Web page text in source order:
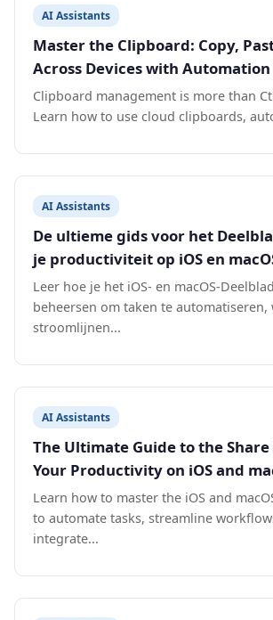
AI Assistants
Master the Clipboard: Copy,
Across Devices with Automation
Clipboard management is more than
Learn how to use cloud clipboards,
AI Assistants
De ultieme gids voor het
je productiviteit op iOS en
Leer hoe je het iOS- en macOS-
beheersen om taken te
stroomlijnen...
AI Assistants
The Ultimate Guide to the Share
Your Productivity on iOS and
Learn how to master the iOS and
to automate tasks, streamline
integrate...